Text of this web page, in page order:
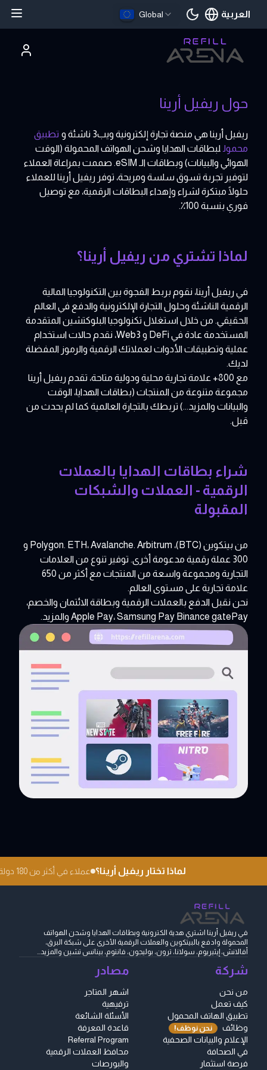
Global العربية
اللغة الحالية
حول ريفيل أرينا
ريفيل أرينا هي منصة تجارة إلكترونية ويب3 ناشئة و
تطبيق
محمول لبطاقات الهدايا وشحن الهواتف المحمولة (الوقت
الهوائي والبيانات) وبطاقات الـ eSIM. صممت بمراعاة العملاء
لتوفير تجربة تسوق سلسة ومريحة، توفر ريفيل أرينا للعملاء
حلولًا مبتكرة لشراء وإهداء البطاقات الرقمية، مع توصيل
فوري بنسبة 100٪.
لماذا تشتري من ريفيل أرينا؟
في ريفيل أرينا، نقوم بربط الفجوة بين التكنولوجيا المالية
الرقمية الناشئة وحلول التجارة الإلكترونية والدفع في العالم
الحقيقي. من خلال استغلال تكنولوجيا البلوكتشين المتقدمة
المستخدمة عادة في DeFi و Web3، نقدم حالات استخدام
عملية وتطبيقات الأدوات لعملاتك الرقمية والرموز المفضلة
لديك.
مع 800+ علامة تجارية محلية ودولية متاحة، تقدم ريفيل أرينا
مجموعة متنوعة من المنتجات (بطاقات الهدايا، الوقت
والبيانات والمزيد...) تربطك بالتجارة العالمية كما لم يحدث من
قبل.
شراء بطاقات الهدايا بالعملات
الرقمية - العملات والشبكات
المقبولة
من بيتكوين (BTC)، Polygon. ETH، Avalanche. Arbitrum و
300 عملة رقمية مدعومة أخرى. توفير تنوع من العلامات
التجارية ومجموعة واسعة من المنتجات مع أكثر من 650
علامة تجارية على مستوى العالم.
نحن نقبل الدفع بالعملات الرقمية وبطاقة الائتمان والخصم،
Apple Pay، Samsung Pay Binance gatePay والمزيد.
لماذا تختار ريفيل أرينا؟ عملاء في أكثر من 180 دولة
في ريفيل أرينا اشتري هدية الكترونية وبطاقات الهدايا وشحن الهواتف
المحمولة وادفع بالبيتكوين والعملات الرقمية الأخرى على شبكة البرق،
أفالانش، إيثيريوم، سولانا، ترون، بوليجون، فانتوم، بينانس تشين والمزيد...
شركة
من نحن
كيف تعمل
تطبيق الهاتف المحمول
وظائف
نحن نوظف!
الإعلام والبيانات الصحفية
في الصحافة
فرصة استثمار
مصادر
اشهر المتاجر
ترفيهية
الأسئلة الشائعة
قاعدة المعرفة
Referral Program
محافظ العملات الرقمية
والبورصات